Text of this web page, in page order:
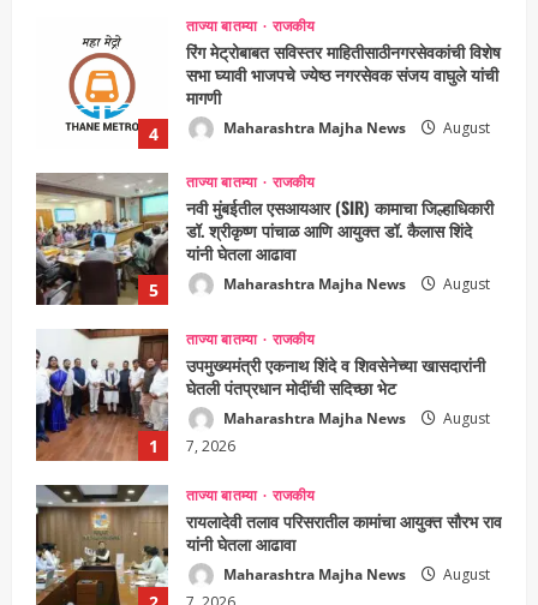
4
ताज्या बातम्या राजकीय
रिंग मेट्रोबाबत सविस्तर माहितीसाठीनगरसेवकांची विशेष
सभा घ्यावी भाजपचे ज्येष्ठ नगरसेवक संजय वाघुले यांची
मागणी
Maharashtra Majha News
August
5
ताज्या बातम्या राजकीय
नवी मुंबईतील एसआयआर (SIR) कामाचा जिल्हाधिकारी
डॉ. श्रीकृष्ण पांचाळ आणि आयुक्त डॉ. कैलास शिंदे
यांनी घेतला आढावा
Maharashtra Majha News
August
1
ताज्या बातम्या राजकीय
उपमुख्यमंत्री एकनाथ शिंदे व शिवसेनेच्या खासदारांनी
घेतली पंतप्रधान मोदींची सदिच्छा भेट
Maharashtra Majha News
August
7, 2026
ताज्या बातम्या राजकीय
रायलादेवी तलाव परिसरातील कामांचा आयुक्त सौरभ राव
यांनी घेतला आढावा
Maharashtra Majha News
August